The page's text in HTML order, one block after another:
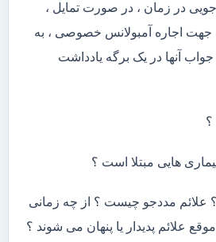
در زمان ، در صورت تمایل ،
اجاره آمبولانس خصوصی ، به
آنها در یک برگه یادداشت
؟
بیماری هایی مبتلا است ؟
؟ علائم مددجو چیست ؟ از چه زمانی
علائم پدیدار یا پنهان می شوند ؟